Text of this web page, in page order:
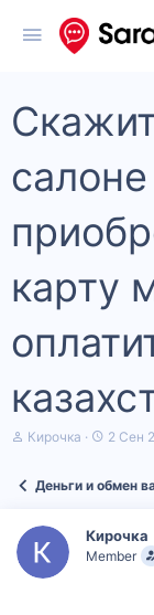
карту
А
т
м
ы
Кирочка
Д
а
ч
а
2 Сен
Деньги и обмен
Кирочка
Member